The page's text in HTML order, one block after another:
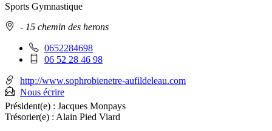
Sports Gymnastique
Adresse- 15 chemin des herons
Téléphone
fixe
0652284698
Téléphone
:
06 52 28 46 98
http://www.sophrobienetre-aufildeleau.com
Nous écrire
Président(e) : Jacques Monpays
Trésorier(e) : Alain Pied Viard